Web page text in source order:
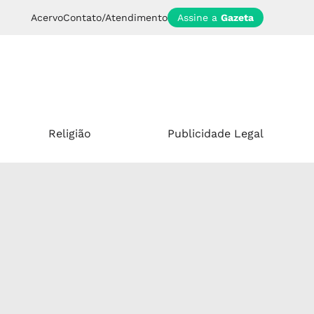
AcervoContato/Atendimento Assine a Gazeta
Religião Publicidade Legal